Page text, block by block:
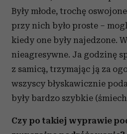
Były młode, trochę
przy nich było proste –
kiedy one były najedzone.
nieagresywne. Ja godzinę
z samicą, trzymając ją za
wszyscy błyskawicznie
były bardzo szybkie
Czy po takiej wyprawie